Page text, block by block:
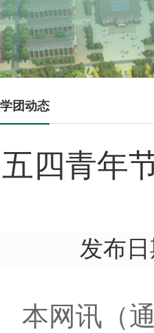
学团动态
五四青年
发布
本网讯 （